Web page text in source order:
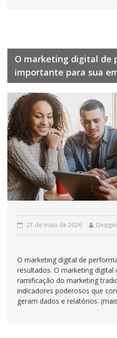
O marketing digital de
importante para sua
21 de maio de 2026
O marketing digital de
resultados. O marketing
ramificação do marketing
indicadores poderosos que
geram dados e relatórios.